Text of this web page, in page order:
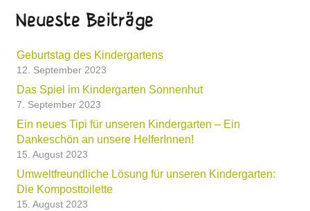
Neueste Beiträge
Geburtstag des Kindergartens
12. September 2023
Das Spiel im Kindergarten Sonnenhut
7. September 2023
Ein neues Tipi für unseren Kindergarten – Ein
Dankeschön an unsere HelferInnen!
15. August 2023
Umweltfreundliche Lösung für unseren Kindergarten:
Die Komposttoilette
15. August 2023